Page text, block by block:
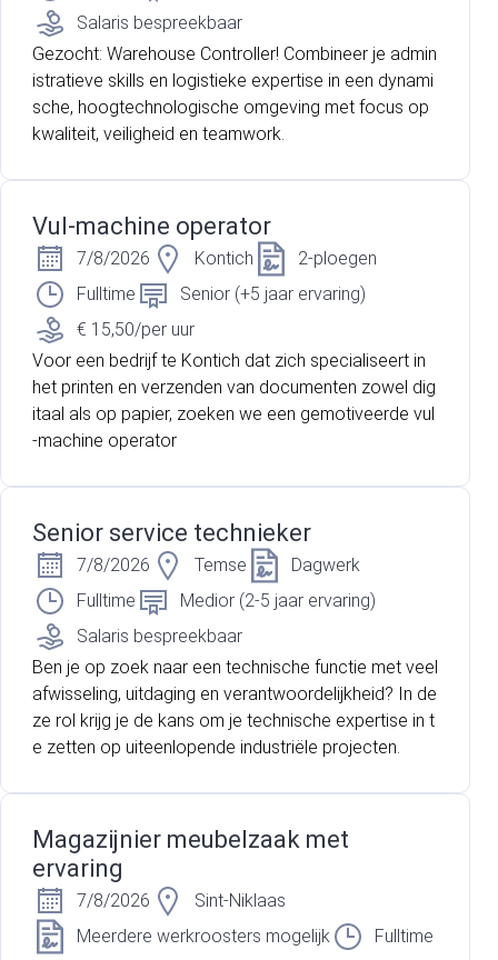
Salaris bespreekbaar
Gezocht: Warehouse Controller! Combineer je admin
istratieve skills en logistieke expertise in een dynami
sche, hoogtechnologische omgeving met focus op
kwaliteit, veiligheid en teamwork.
Vul-machine operator
7/8/2026 Kontich
2-ploegen
Fulltime
Senior (+5 jaar ervaring)
€ 15,50/per uur
Voor een bedrijf te Kontich dat zich specialiseert in
het printen en verzenden van documenten zowel dig
itaal als op papier, zoeken we een gemotiveerde vul
-machine operator
Senior service technieker
7/8/2026 Temse
Dagwerk
Fulltime
Medior (2-5 jaar ervaring)
Salaris bespreekbaar
Ben je op zoek naar een technische functie met veel
afwisseling, uitdaging en verantwoordelijkheid? In de
ze rol krijg je de kans om je technische expertise in t
e zetten op uiteenlopende industriële projecten.
Magazijnier meubelzaak met
ervaring
7/8/2026
Sint-Niklaas
Meerdere werkroosters mogelijk
Fulltime